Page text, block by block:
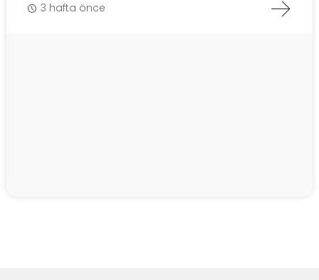
3 hafta önce